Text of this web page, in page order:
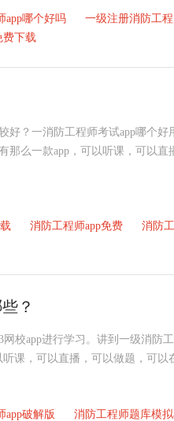
app哪个好吗 一级注册消防工
费下载
好？一消防工程师考试app哪个
那么一款app，可以听课，可以
消防工程师app免费 消防
？
校app进行学习。讲到一级消防
课，可以直播，可以做题，可以
app破解版 消防工程师题库模拟